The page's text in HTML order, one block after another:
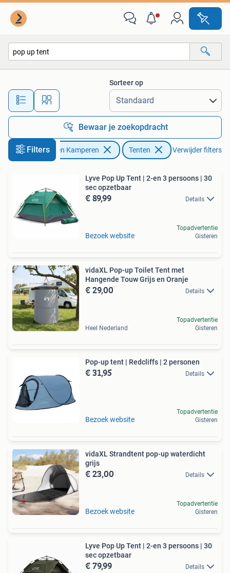
Alle afstanden…
Sorteer op
Bewaar je zoekopdracht
Filters
Caravans en Kamperen Tenten Verwijder filters
Lyve Pop Up Tent | 2-en 3 persoons | 30
sec opzetbaar
€ 89,99 Details
Bezoek website
Topadvertentie
Gisteren
vidaXL Pop-up Toilet Tent met
Hangende Touw Grijs en Oranje
€ 29,00 Details
Heel Nederland
Topadvertentie
Gisteren
Pop-up tent | Redcliffs | 2 personen
€ 31,95 Details
Bezoek website
Topadvertentie
Gisteren
vidaXL Strandtent pop-up waterdicht
grijs
€ 23,00 Details
Bezoek website
Topadvertentie
Gisteren
Lyve Pop Up Tent | 2-en 3 persoons | 30
sec opzetbaar
€ 79,99 Details